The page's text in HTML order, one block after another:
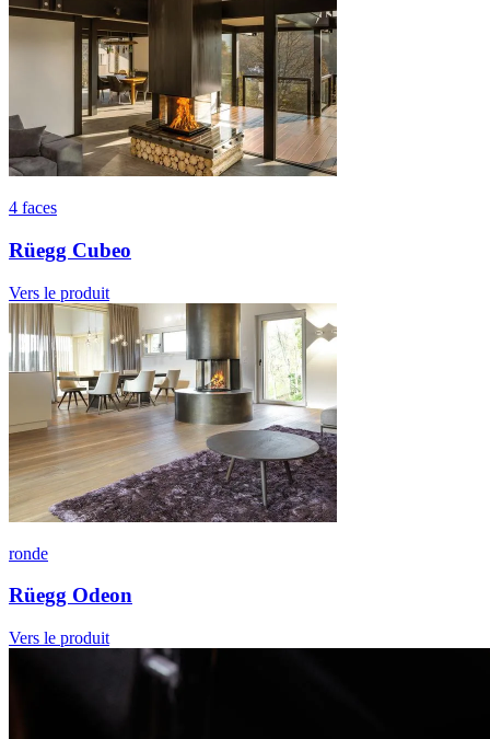
4 faces
Rüegg Cubeo
Vers le produit
ronde
Rüegg Odeon
Vers le produit